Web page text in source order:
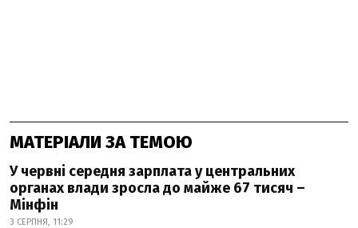
МАТЕРІАЛИ ЗА ТЕМОЮ
У червні середня зарплата у центральних
органах влади зросла до майже 67 тисяч –
Мінфін
3 СЕРПНЯ, 11:29